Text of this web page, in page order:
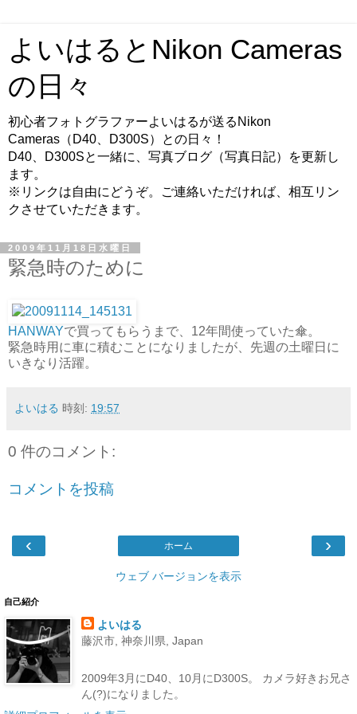
よいはるとNikon Cameras
の日々
初心者フォトグラファーよいはるが送るNikon
Cameras（D40、D300S）との日々！
D40、D300Sと一緒に、写真ブログ（写真日記）を更新し
ます。
※リンクは自由にどうぞ。ご連絡いただければ、相互リン
クさせていただきます。
2009年11月18日水曜日
緊急時のために
HANWAYで買ってもらうまで、12年間使っていた傘。
緊急時用に車に積むことになりましたが、先週の土曜日に
いきなり活躍。
よいはる 時刻: 19:57
0 件のコメント:
コメントを投稿
‹ ›
ホーム
ウェブ バージョンを表示
自己紹介
よいはる
藤沢市, 神奈川県, Japan
2009年3月にD40、10月にD300S。 カメラ好きお兄さ
ん(?)になりました。